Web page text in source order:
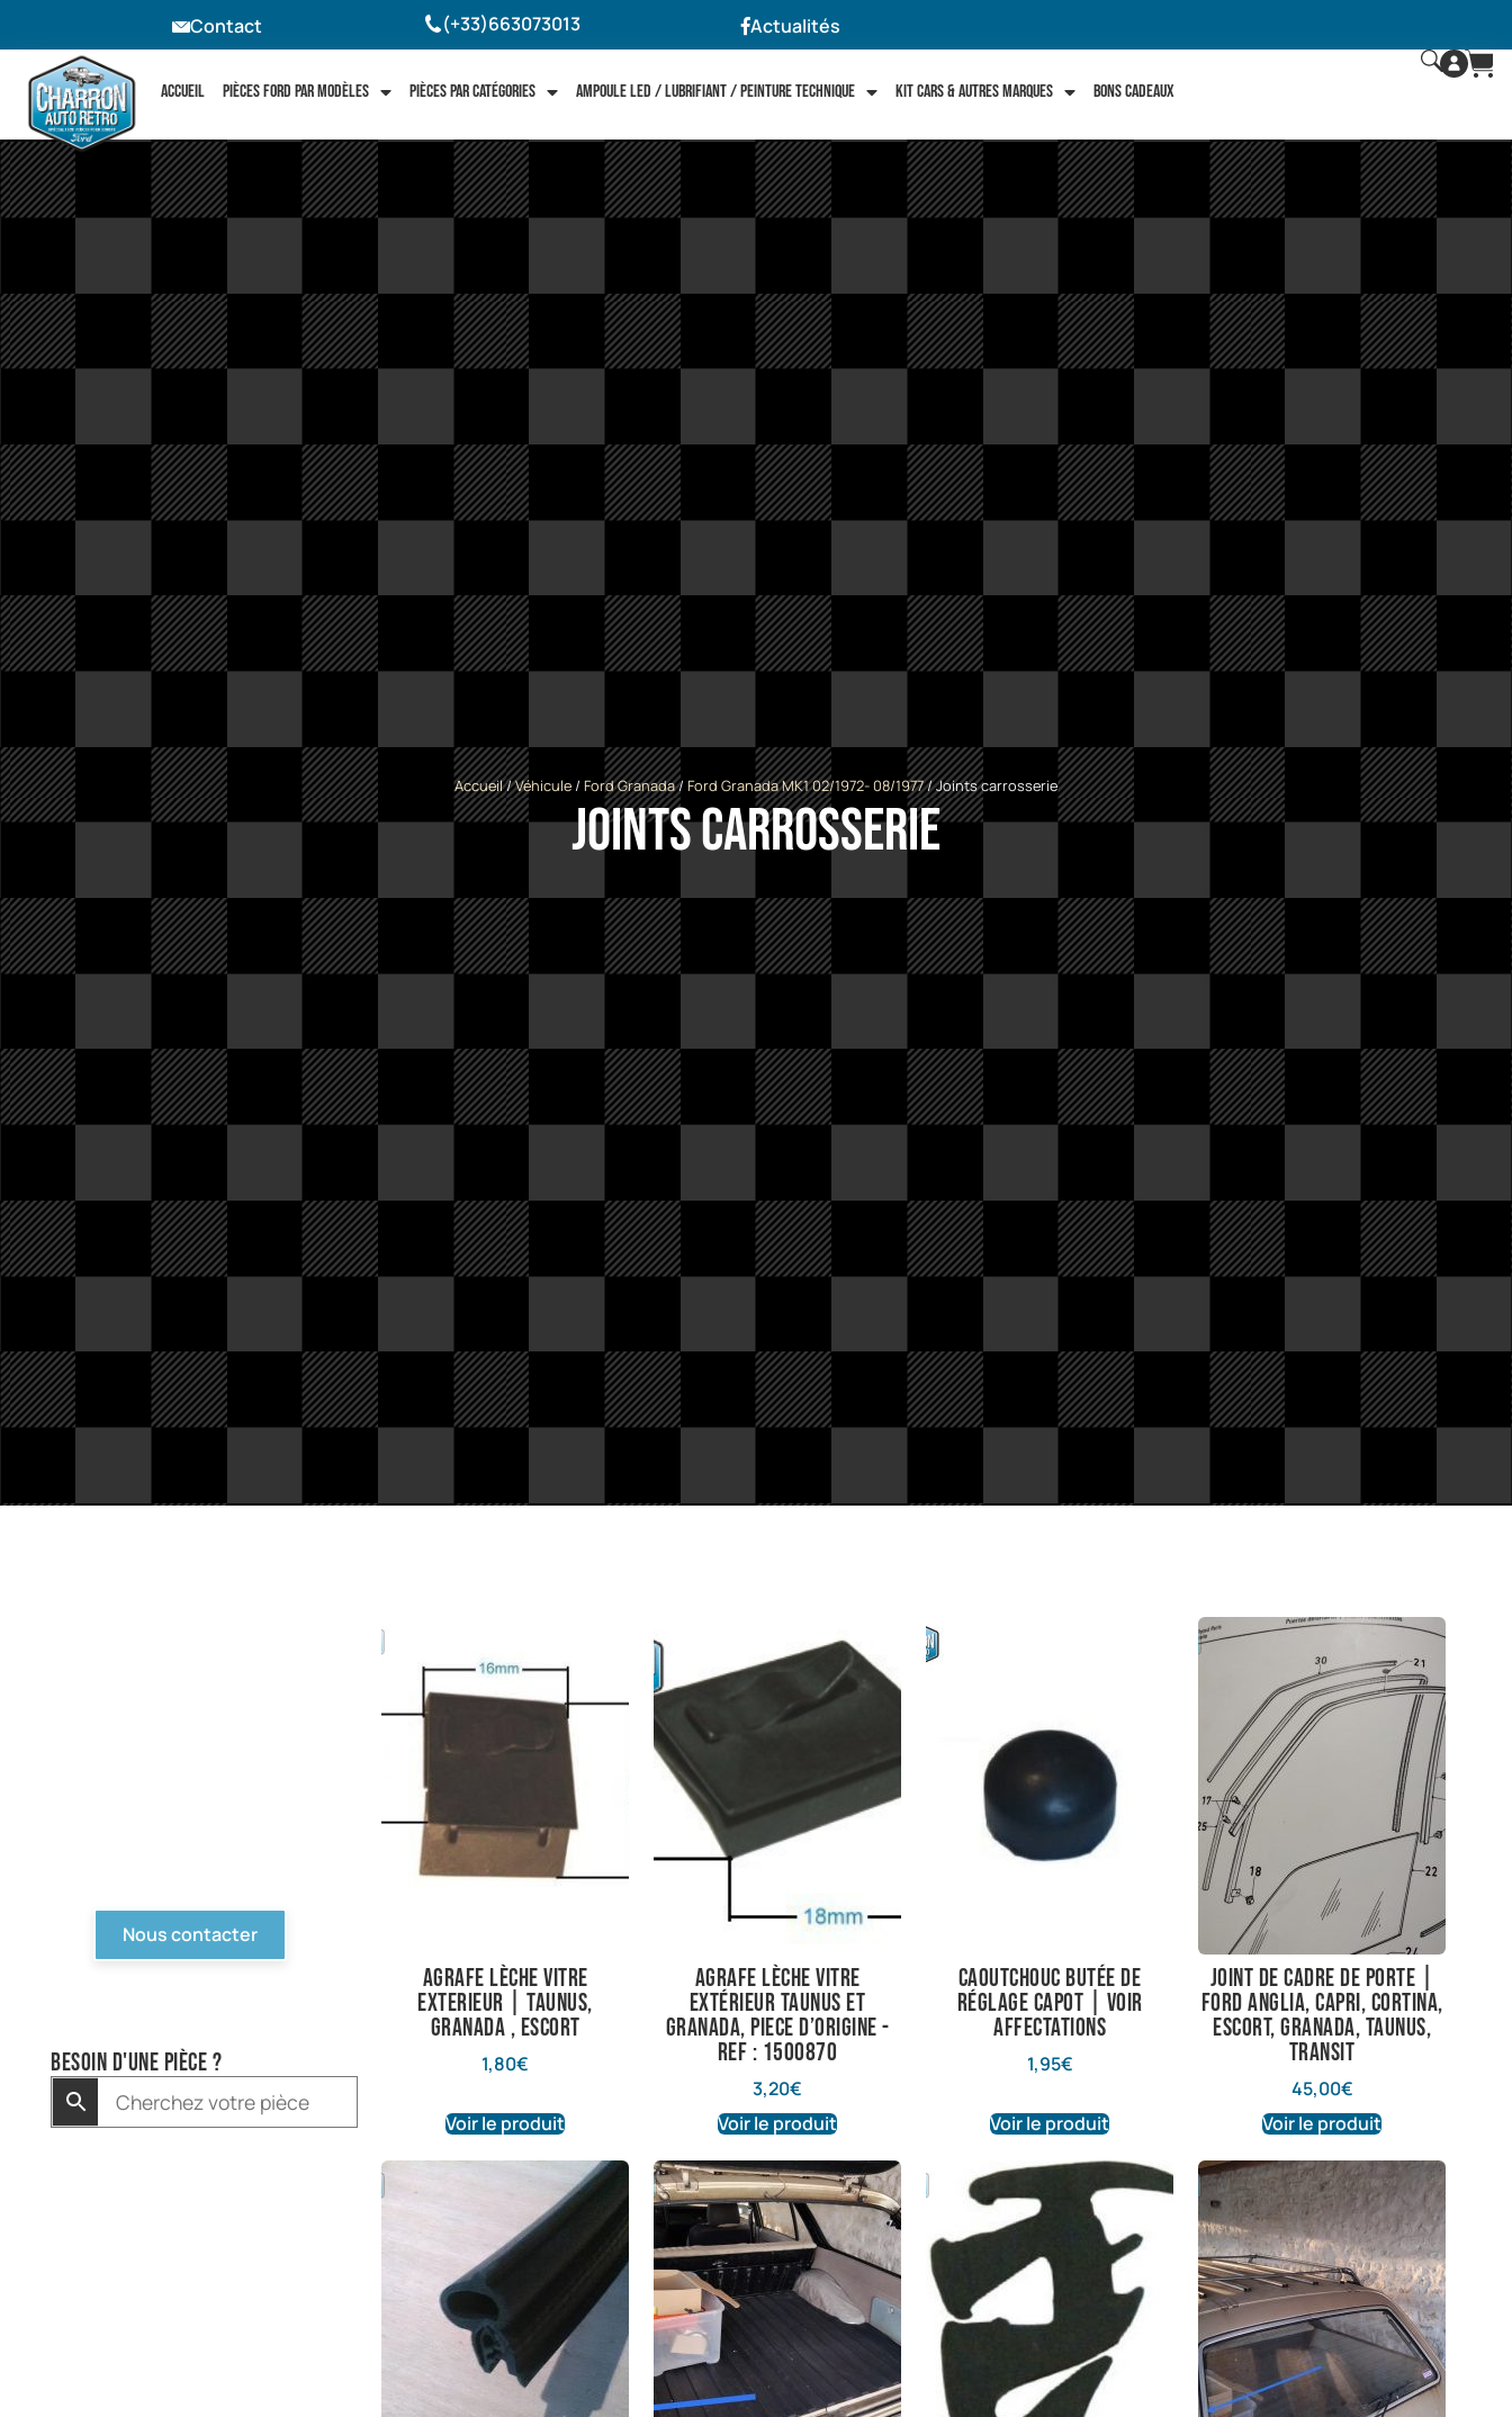
Contact (+33)663073013 Actualités
Accueil Pièces Ford par modèles Pièces par catégories Ampoule LED / Lubrifiant / Peinture technique Kit cars & autres marques Bons Cadeaux
Accueil/Véhicule/ Ford Granada/ Ford Granada MK1 02/1972- 08/1977/ Joints carrosserie
Joints carrosserie
Nous contacter
Besoin d'une pièce ?
Agrafe lèche vitre
exterieur | Taunus,
Granada , Escort
1,80€
Voir le produit
agrafe lèche vitre
extérieur taunus et
granada, piece d’origine -
ref : 1500870
3,20€
Voir le produit
Caoutchouc butée de
réglage capot | Voir
affectations
1,95€
Voir le produit
Joint de cadre de porte |
Ford Anglia, Capri, Cortina,
Escort, Granada, Taunus,
Transit
45,00€
Voir le produit